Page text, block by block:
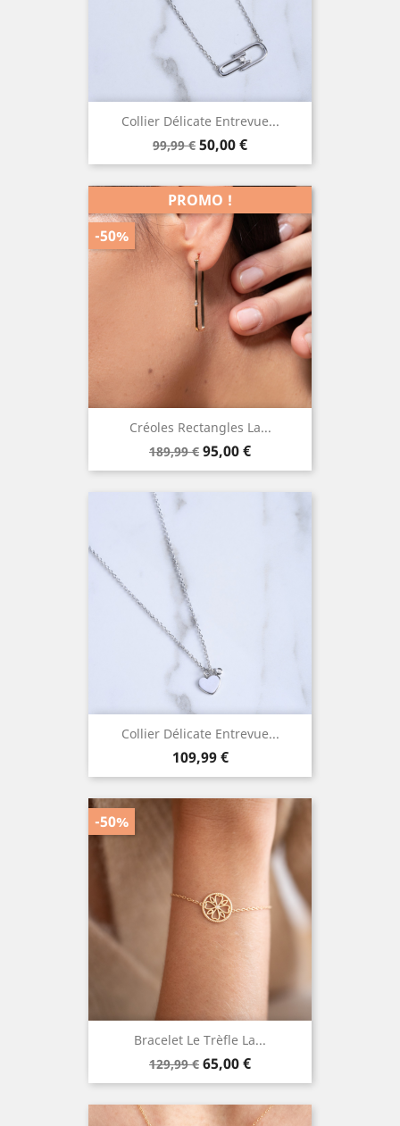
Collier Délicate Entrevue...
Prix
de
99,99 € Prix
50,00 €
Créoles Rectangles La...
Prix
de
189,99 € Prix
95,00 €
PROMO !
-50%
Collier Délicate Entrevue...
Prix
109,99 €
Bracelet Le Trèfle La...
Prix
de
129,99 € Prix
65,00 €
-50%